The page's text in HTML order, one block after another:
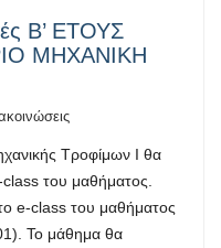
Β’ ΕΤΟΥΣ
ΜΗΧΑΝΙΚΗ
Τροφίμων Ι θα
του μαθήματος.
e-class του μαθήματος
Το μάθημα θα